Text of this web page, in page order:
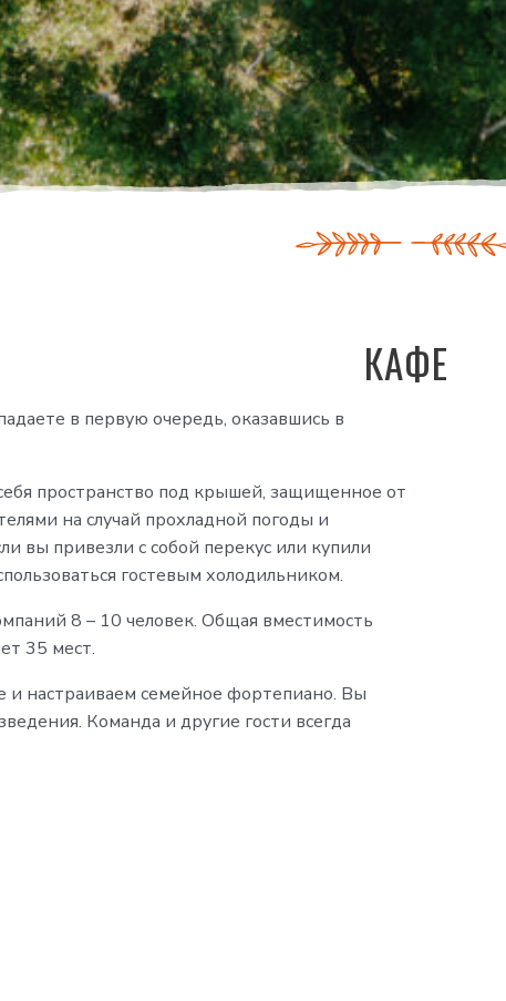
КАФЕ
в первую очередь, оказавшись в
пространство под крышей, защищенное от
на случай прохладной погоды и
вы привезли с собой перекус или купили
гостевым холодильником.
8 – 10 человек. Общая вместимость
35 мест.
настраиваем семейное фортепиано. Вы
Команда и другие гости всегда